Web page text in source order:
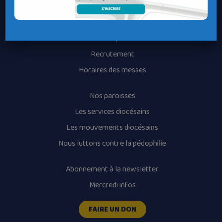
Contacter ma Paroisse
Contacter un service
Contacter une permanence
Recrutement
Horaires des messes
Nos paroisses
Les services diocésains
Les mouvements diocésains
Nous luttons contre la pédophilie
Abonnement à la newsletter
Mercredi infos
FAIRE UN DON